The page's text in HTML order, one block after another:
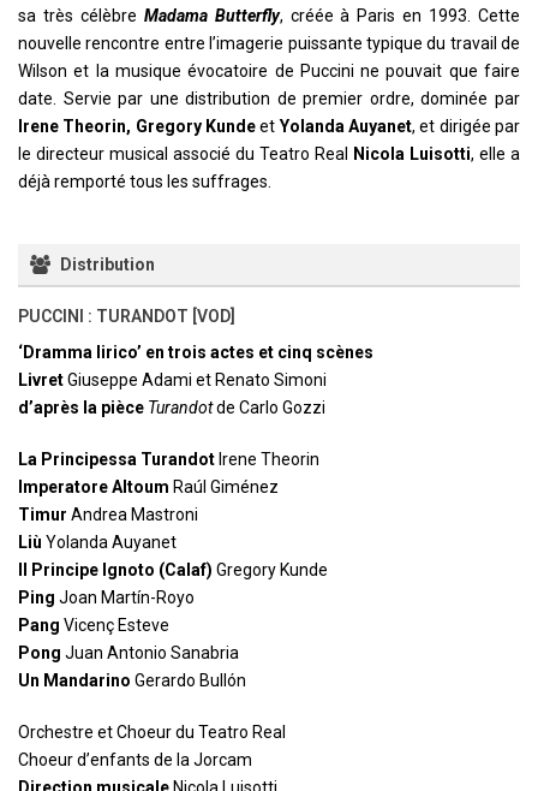
sa très célèbre Madama Butterfly, créée à Paris en 1993. Cette
nouvelle rencontre entre l’imagerie puissante typique du travail de
Wilson et la musique évocatoire de Puccini ne pouvait que faire
date. Servie par une distribution de premier ordre, dominée par
Irene Theorin, Gregory Kundeet Yolanda Auyanet, et dirigée par
le directeur musical associé du Teatro Real
Nicola Luisotti, elle a
déjà remporté tous les suffrages.
Distribution
PUCCINI : TURANDOT [VOD]
‘Dramma lirico’ en trois actes et cinq scènes
LivretGiuseppe Adami et Renato Simoni
d’après la pièce Turandotde Carlo Gozzi
La Principessa Turandot Irene Theorin
Imperatore Altoum Raúl Giménez
Timur Andrea Mastroni
Liù Yolanda Auyanet
Il Principe Ignoto (Calaf) Gregory Kunde
Ping Joan Martín-Royo
Pang Vicenç Esteve
Pong Juan Antonio Sanabria
Un Mandarino Gerardo Bullón
Orchestre et Choeur du Teatro Real
Choeur d’enfants de la Jorcam